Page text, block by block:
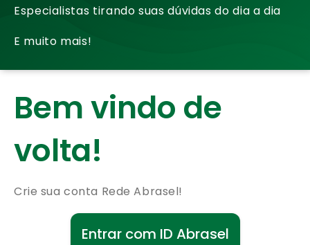
Especialistas tirando suas dúvidas do dia a dia
E muito mais!
Bem vindo de
volta!
Crie sua conta Rede Abrasel!
Entrar com ID Abrasel